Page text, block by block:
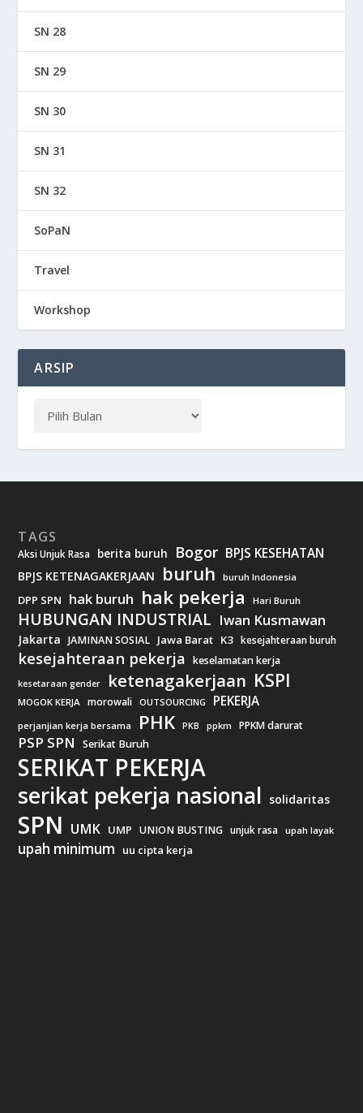
SN 28
SN 29
SN 30
SN 31
SN 32
SoPaN
Travel
Workshop
ARSIP
TAGS
Aksi Unjuk Rasa berita buruh Bogor BPJS KESEHATAN
BPJS KETENAGAKERJAAN buruh buruh Indonesia
DPP SPN hak buruh hak pekerja Hari Buruh
HUBUNGAN INDUSTRIAL Iwan Kusmawan
Jakarta JAMINAN SOSIAL Jawa Barat K3 kesejahteraan buruh
kesejahteraan pekerja keselamatan kerja
kesetaraan gender ketenagakerjaan KSPI
MOGOK KERJA morowali OUTSOURCING PEKERJA
perjanjian kerja bersama PHK PKB ppkm PPKM darurat
PSP SPN Serikat Buruh
SERIKAT PEKERJA
serikat pekerja nasional solidaritas
SPN UMK UMP UNION BUSTING unjuk rasa upah layak
upah minimum uu cipta kerja